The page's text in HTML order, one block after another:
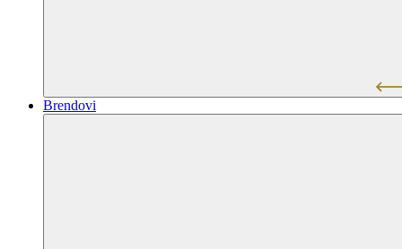
Brendovi